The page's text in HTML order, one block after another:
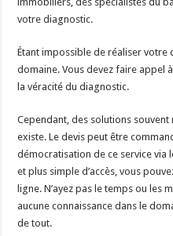
votre diagnostic.
Étant impossible de réaliser votre
domaine. Vous devez faire appel
la véracité du diagnostic.
Cependant, des solutions
existe. Le devis peut être
démocratisation de ce service via
et plus simple d’accès, vous
ligne. N’ayez pas le temps ou les
aucune connaissance dans le
de tout.